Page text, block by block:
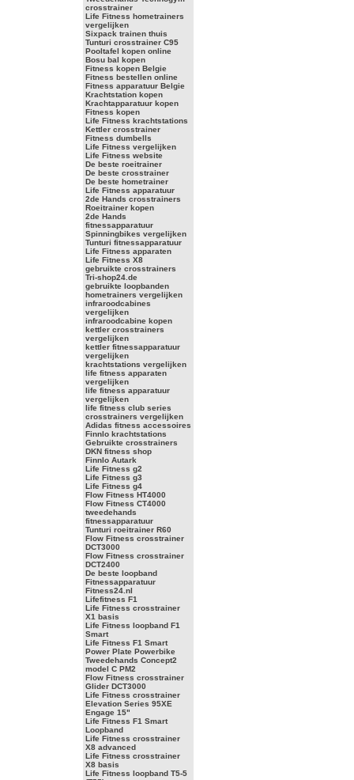
crosstrainer
Life Fitness hometrainers
vergelijken
Sixpack trainen thuis
Tunturi crosstrainer C95
Pooltafel kopen online
Bosu bal kopen
Fitness kopen Belgie
Fitness bestellen online
Fitness apparatuur Belgie
Krachtstation kopen
Krachtapparatuur kopen
Fitness kopen
Life Fitness krachtstations
Kettler crosstrainer
Fitness dumbells
Life Fitness vergelijken
Life Fitness website
De beste roeitrainer
De beste crosstrainer
De beste hometrainer
Life Fitness apparatuur
2de Hands crosstrainers
Roeitrainer kopen
2de Hands
fitnessapparatuur
Spinningbikes vergelijken
Tunturi fitnessapparatuur
Life Fitness apparaten
Life Fitness X8
gebruikte crosstrainers
Tri-shop24.de
gebruikte loopbanden
hometrainers vergelijken
infraroodcabines
vergelijken
infraroodcabine kopen
kettler crosstrainers
vergelijken
kettler fitnessapparatuur
vergelijken
krachtstations vergelijken
life fitness apparaten
vergelijken
life fitness apparatuur
vergelijken
life fitness club series
crosstrainers vergelijken
Adidas fitness accessoires
Finnlo krachtstations
Gebruikte crosstrainers
DKN fitness shop
Finnlo Autark
Life Fitness g2
Life Fitness g3
Life Fitness g4
Flow Fitness HT4000
Flow Fitness CT4000
tweedehands
fitnessapparatuur
Tunturi roeitrainer R60
Flow Fitness crosstrainer
DCT3000
Flow Fitness crosstrainer
DCT2400
De beste loopband
Fitnessapparatuur
Fitness24.nl
Lifefitness F1
Life Fitness crosstrainer
X1 basis
Life Fitness loopband F1
Smart
Life Fitness F1 Smart
Power Plate Powerbike
Tweedehands Concept2
model C PM2
Flow Fitness crosstrainer
Glider DCT3000
Life Fitness crosstrainer
Elevation Series 95XE
Engage 15"
Life Fitness F1 Smart
Loopband
Life Fitness crosstrainer
X8 advanced
Life Fitness crosstrainer
X8 basis
Life Fitness loopband T5-5